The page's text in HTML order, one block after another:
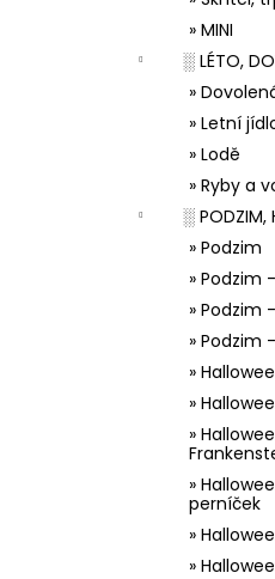
» MINI
░ LÉTO,
»
» Letní
» Lodě
» Ryby a
░ PODZIM,
» Podzim
» Podzim
» Podzim
» Podzim
»
»
»
»
perníček
»
»
33001 ZDOBÍCÍ